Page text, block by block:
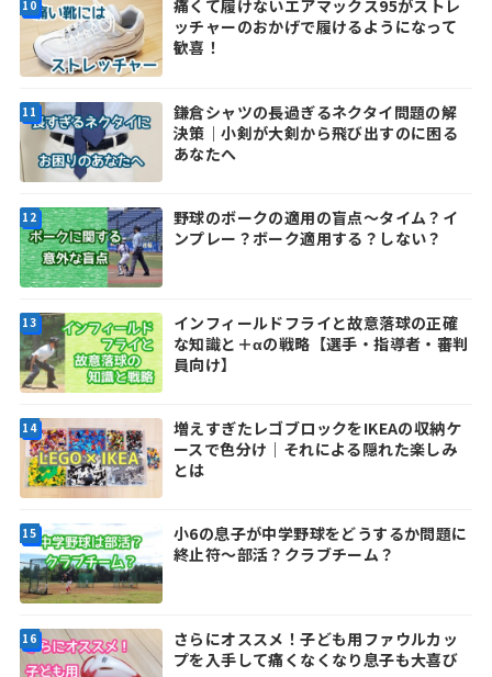
痛くて履けないエアマックス95がストレ
ッチャーのおかげで履けるようになって
歓喜！
鎌倉シャツの長過ぎるネクタイ問題の解
決策｜小剣が大剣から飛び出すのに困る
あなたへ
野球のボークの適用の盲点～タイム？イ
ンプレー？ボーク適用する？しない？
インフィールドフライと故意落球の正確
な知識と＋αの戦略【選手・指導者・審判
員向け】
増えすぎたレゴブロックをIKEAの収納ケ
ースで色分け｜それによる隠れた楽しみ
とは
小6の息子が中学野球をどうするか問題に
終止符～部活？クラブチーム？
さらにオススメ！子ども用ファウルカッ
プを入手して痛くなくなり息子も大喜び